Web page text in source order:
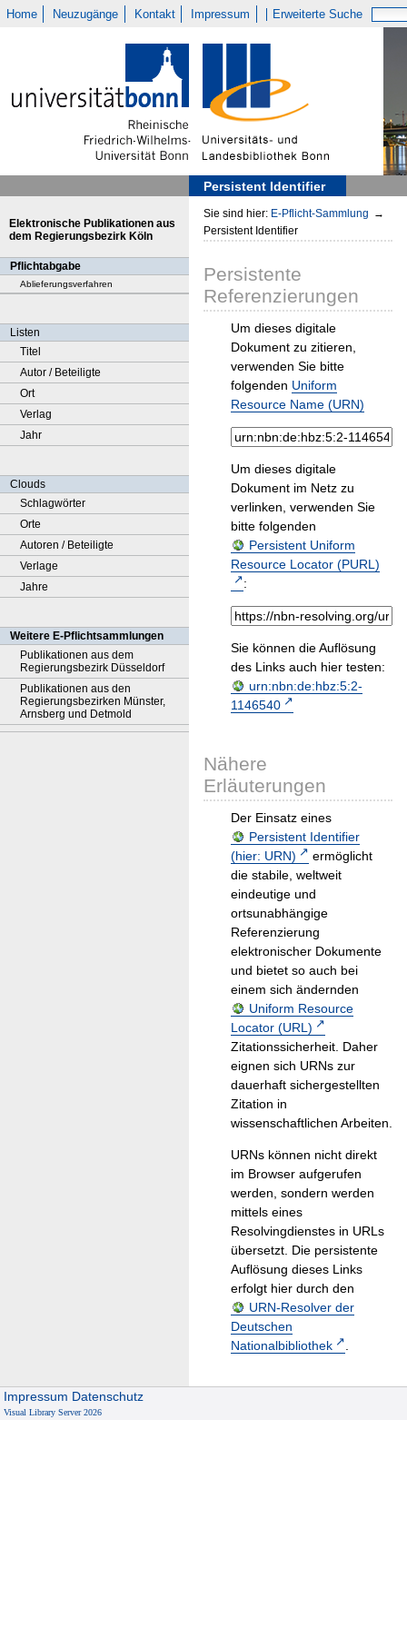
Home Neuzugänge Kontakt Impressum Erweiterte Suche
Persistent Identifier
Elektronische Publikationen aus
dem Regierungsbezirk Köln
Pflichtabgabe
Ablieferungsverfahren
Listen
Titel
Autor / Beteiligte
Ort
Verlag
Jahr
Clouds
Schlagwörter
Orte
Autoren / Beteiligte
Verlage
Jahre
Weitere E-Pflichtsammlungen
Publikationen aus dem
Regierungsbezirk Düsseldorf
Publikationen aus den
Regierungsbezirken Münster,
Arnsberg und Detmold
Sie sind hier: E-Pflicht-Sammlung →
Persistent Identifier
Persistente
Referenzierungen
Um dieses digitale
Dokument zu zitieren,
verwenden Sie bitte
folgenden Uniform
Resource Name (URN)
Um dieses digitale
Dokument im Netz zu
verlinken, verwenden Sie
bitte folgenden
Persistent Uniform
Resource Locator (PURL)
:
Sie können die Auflösung
des Links auch hier testen:
urn:nbn:de:hbz:5:2-
1146540
Nähere
Erläuterungen
Der Einsatz eines
Persistent Identifier
(hier: URN)
ermöglicht
die stabile, weltweit
eindeutige und
ortsunabhängige
Referenzierung
elektronischer Dokumente
und bietet so auch bei
einem sich ändernden
Uniform Resource
Locator (URL)
Zitationssicherheit. Daher
eignen sich URNs zur
dauerhaft sichergestellten
Zitation in
wissenschaftlichen Arbeiten.
URNs können nicht direkt
im Browser aufgerufen
werden, sondern werden
mittels eines
Resolvingdienstes in URLs
übersetzt. Die persistente
Auflösung dieses Links
erfolgt hier durch den
URN-Resolver der
Deutschen
Nationalbibliothek
.
Impressum Datenschutz
Visual Library Server 2026